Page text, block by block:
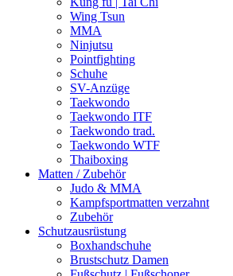
Wing Tsun
MMA
Ninjutsu
Pointfighting
Schuhe
SV-Anzüge
Taekwondo
Taekwondo ITF
Taekwondo trad.
Taekwondo WTF
Thaiboxing
Matten / Zubehör
Judo & MMA
Kampfsportmatten verzahnt
Zubehör
Schutzausrüstung
Boxhandschuhe
Brustschutz Damen